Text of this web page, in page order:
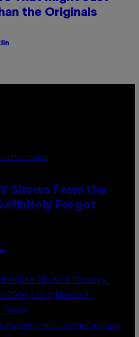
the Originals
GETTY IMAGES
Shows From the
Forgot
POLK/NBCU PHOTO BANK/NBCUNIVERSAL